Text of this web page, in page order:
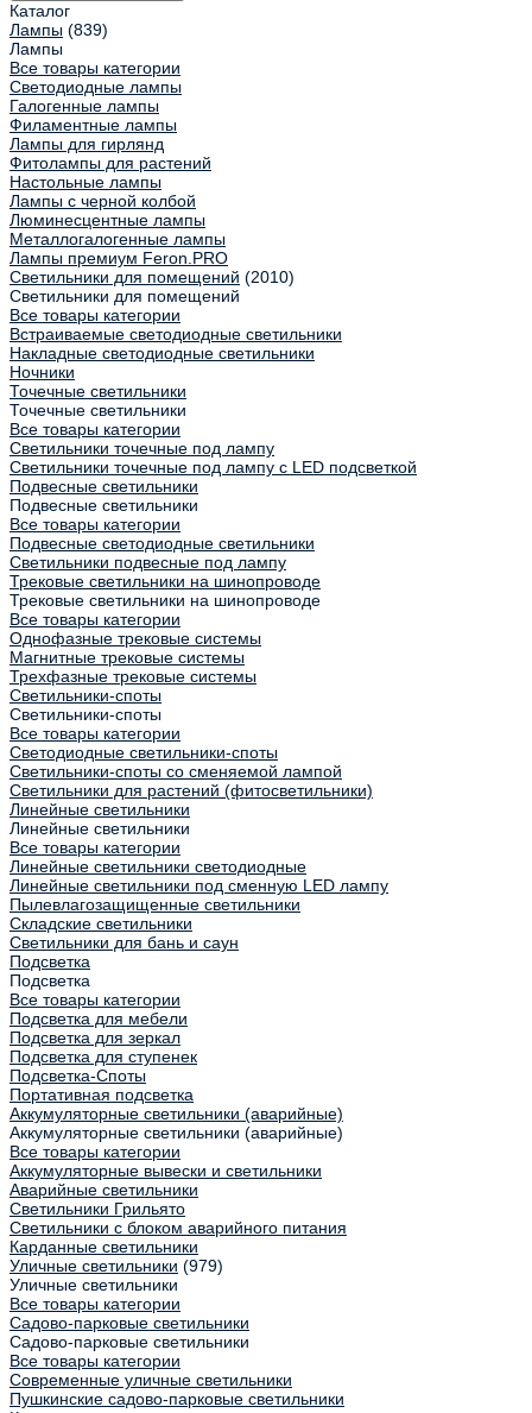
Каталог
Лампы (839)
Лампы
Все товары категории
Светодиодные лампы
Галогенные лампы
Филаментные лампы
Лампы для гирлянд
Фитолампы для растений
Настольные лампы
Лампы с черной колбой
Люминесцентные лампы
Металлогалогенные лампы
Лампы премиум Feron.PRO
Светильники для помещений (2010)
Светильники для помещений
Все товары категории
Встраиваемые светодиодные светильники
Накладные светодиодные светильники
Ночники
Точечные светильники
Точечные светильники
Все товары категории
Светильники точечные под лампу
Светильники точечные под лампу с LED подсветкой
Подвесные светильники
Подвесные светильники
Все товары категории
Подвесные светодиодные светильники
Светильники подвесные под лампу
Трековые светильники на шинопроводе
Трековые светильники на шинопроводе
Все товары категории
Однофазные трековые системы
Магнитные трековые системы
Трехфазные трековые системы
Светильники-споты
Светильники-споты
Все товары категории
Светодиодные светильники-споты
Светильники-споты со сменяемой лампой
Светильники для растений (фитосветильники)
Линейные светильники
Линейные светильники
Все товары категории
Линейные светильники светодиодные
Линейные светильники под сменную LED лампу
Пылевлагозащищенные светильники
Складские светильники
Светильники для бань и саун
Подсветка
Подсветка
Все товары категории
Подсветка для мебели
Подсветка для зеркал
Подсветка для ступенек
Подсветка-Споты
Портативная подсветка
Аккумуляторные светильники (аварийные)
Аккумуляторные светильники (аварийные)
Все товары категории
Аккумуляторные вывески и светильники
Аварийные светильники
Светильники Грильято
Светильники с блоком аварийного питания
Карданные светильники
Уличные светильники (979)
Уличные светильники
Все товары категории
Садово-парковые светильники
Садово-парковые светильники
Все товары категории
Современные уличные светильники
Пушкинские садово-парковые светильники